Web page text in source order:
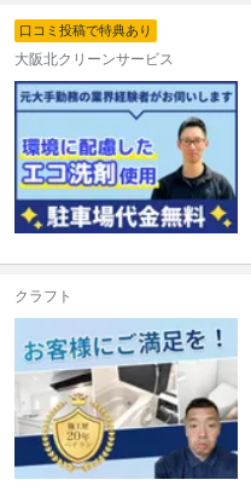
口コミ投稿で特典あり
大阪北クリーンサービス
クラフト